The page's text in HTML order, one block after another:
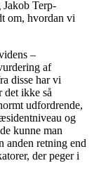
Terp-
om, hvordan vi
–
af
disse har vi
det ikke så
udfordrende,
og
kunne man
anden retning end
der peger i